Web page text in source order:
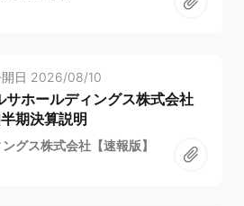
日 2026/08/10
サホールディングス株式会社
期決算説明
グス株式会社【速報版】